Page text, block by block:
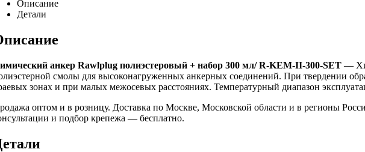
Описание
Детали
анкер Rawlplug полиэстеровый + набор 300 мл/ R-KEM-II-300-SET —
смолы для высоконагруженных анкерных соединений. При твердении
зонах и при малых межосевых расстояниях. Температурный диапазон
оптом и в розницу. Доставка по Москве, Московской области и в регионы
и подбор крепежа — бесплатно.